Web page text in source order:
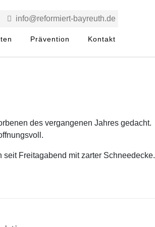
info@reformiert-bayreuth.de
Prävention Kontakt
des vergangenen Jahres gedacht.
Freitagabend mit zarter Schneedecke.